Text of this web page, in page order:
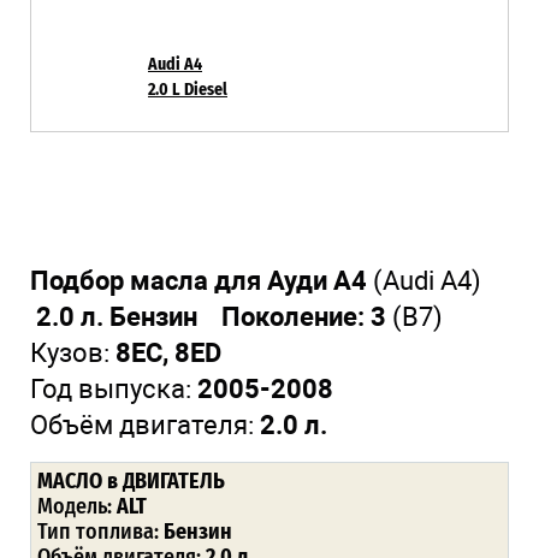
Audi A4
2.0 L Diesel
Подбор масла для Ауди А4 (Audi A4)
2.0 л. Бензин Поколение: 3 (В7)
Кузов: 8EC, 8ED
Год выпуска: 2005-2008
Объём двигателя: 2.0 л.
МАСЛО в ДВИГАТЕЛЬ
Модель:ALT
Тип топлива: Бензин